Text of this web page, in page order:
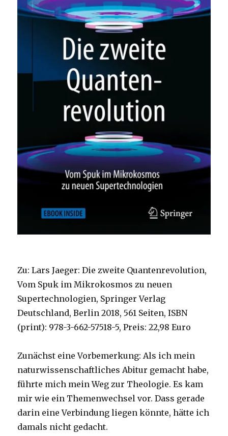
Zu: Lars Jaeger: Die zweite Quantenrevolution,
Vom Spuk im Mikrokosmos zu neuen
Supertechnologien, Springer Verlag
Deutschland, Berlin 2018, 561 Seiten, ISBN
(print): 978-3-662-57518-5, Preis: 22,98 Euro
Zunächst eine Vorbemerkung: Als ich mein
naturwissenschaftliches Abitur gemacht habe,
führte mich mein Weg zur Theologie. Es kam
mir wie ein Themenwechsel vor. Dass gerade
darin eine Verbindung liegen könnte, hätte ich
damals nicht gedacht.